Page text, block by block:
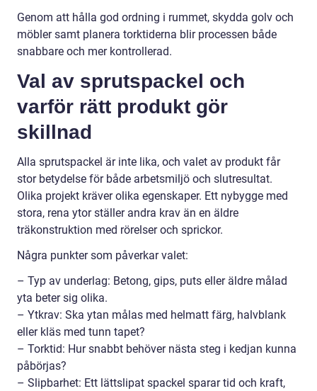
Genom att hålla god ordning i rummet, skydda golv och
möbler samt planera torktiderna blir processen både
snabbare och mer kontrollerad.
Val av sprutspackel och
varför rätt produkt gör
skillnad
Alla sprutspackel är inte lika, och valet av produkt får
stor betydelse för både arbetsmiljö och slutresultat.
Olika projekt kräver olika egenskaper. Ett nybygge med
stora, rena ytor ställer andra krav än en äldre
träkonstruktion med rörelser och sprickor.
Några punkter som påverkar valet:
– Typ av underlag: Betong, gips, puts eller äldre målad
yta beter sig olika.
– Ytkrav: Ska ytan målas med helmatt färg, halvblank
eller kläs med tunn tapet?
– Torktid: Hur snabbt behöver nästa steg i kedjan kunna
påbörjas?
– Slipbarhet: Ett lättslipat spackel sparar tid och kraft,